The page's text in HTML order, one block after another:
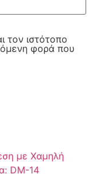
τον ιστότοπο
φορά που